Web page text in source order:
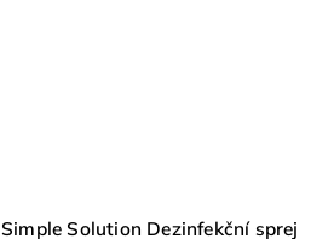
Simple Solution Dezinfekční sprej